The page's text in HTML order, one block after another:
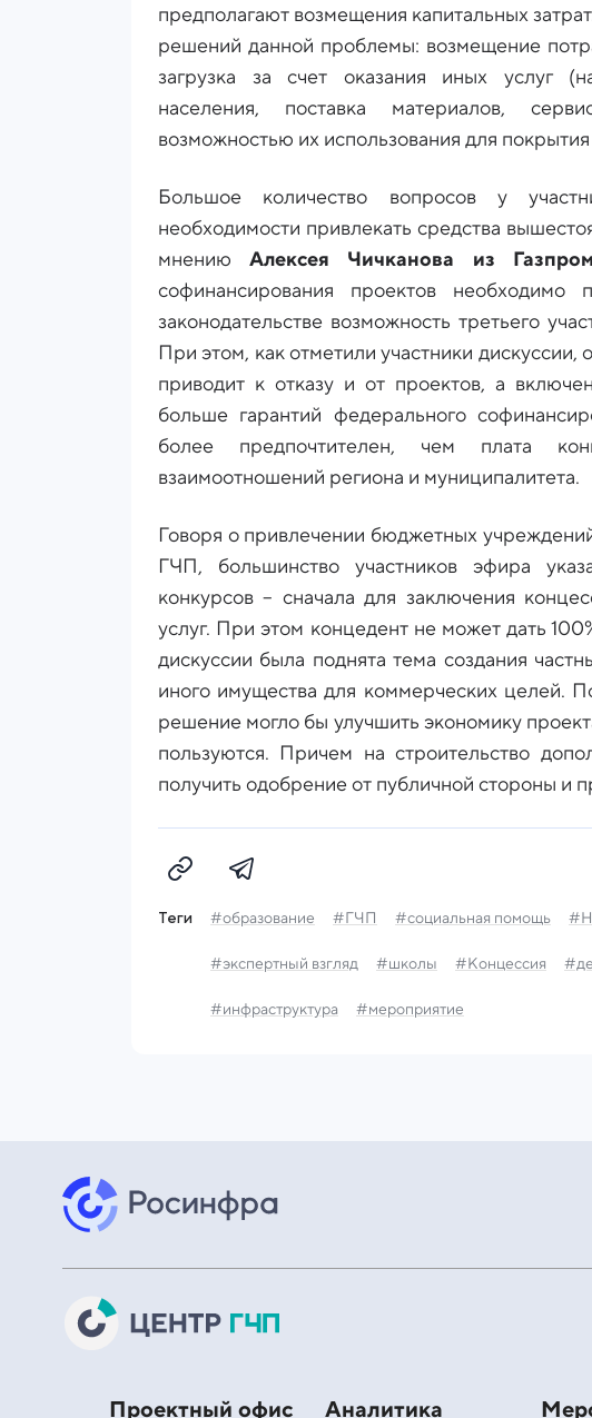
предполагают возмещения капитальных
решений данной проблемы: возмещение
загрузка за счет оказания иных услуг
населения, поставка материалов,
возможностью их использования для
Большое количество вопросов у
необходимости привлекать средства
мнениюАлексея Чичканова из
софинансирования проектов необходимо
законодательстве возможность третьего
При этом, как отметили участники дискуссии,
приводит к отказу и от проектов, а
больше гарантий федерального
более предпочтителен, чем плата
взаимоотношений региона и муниципалитета.
Говоря о привлечении бюджетных
ГЧП, большинство участников эфира
конкурсов – сначала для заключения
услуг. При этом концедент не может дать
дискуссии была поднята тема создания
иного имущества для коммерческих целей.
решение могло бы улучшить экономику
пользуются. Причем на строительство
получить одобрение от публичной стороны и
Теги #образование #ГЧП #социальная помощь
#экспертный взгляд #школы #Концессия
#инфраструктура #мероприятие
Проектный офис Аналитика